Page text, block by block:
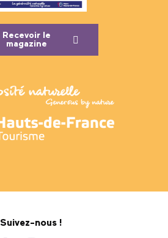
Recevoir le
magazine
Suivez-nous !